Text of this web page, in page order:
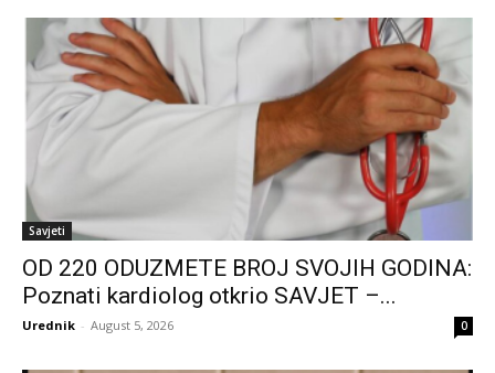
Savjeti
OD 220 ODUZMETE BROJ SVOJIH GODINA:
Poznati kardiolog otkrio SAVJET –...
Urednik - August 5, 2026 0